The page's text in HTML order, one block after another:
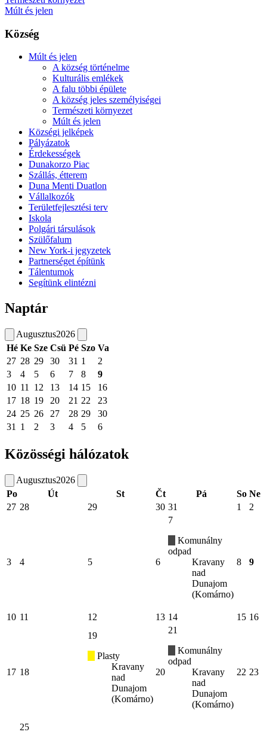
Múlt és jelen
Község
Múlt és jelen
A község történelme
Kulturális emlékek
A falu többi épülete
A község jeles személyiségei
Természeti környezet
Múlt és jelen
Községi jelképek
Pályázatok
Érdekességek
Dunakorzo Piac
Szállás, étterem
Duna Menti Duatlon
Vállalkozók
Területfejlesztési terv
Iskola
Polgári társulások
Szülőfalum
New York-i jegyzetek
Partnerséget építünk
Tálentumok
Segítünk elintézni
Naptár
Augusztus2026
Hé Ke Sze Csü Pé Szo Va
27 28 29 30 31 1
2
3
4 5 6 7 8
9
10 11 12 13 14 15
16
17 18 19 20 21 22
23
24 25 26 27 28 29
30
31
1 2 3 4 5 6
Közösségi hálózatok
Augusztus2026
Po
Út St Čt Pá So Ne
27 28 29 30 31 1 2
3 4 5 6
7
Komunálny
odpad
Kravany
nad
Dunajom
(Komárno)
8 9
10 11 12 13 14 15 16
17 18
19
Plasty
Kravany
nad
Dunajom
(Komárno)
20
21
Komunálny
odpad
Kravany
nad
Dunajom
(Komárno)
22 23
25